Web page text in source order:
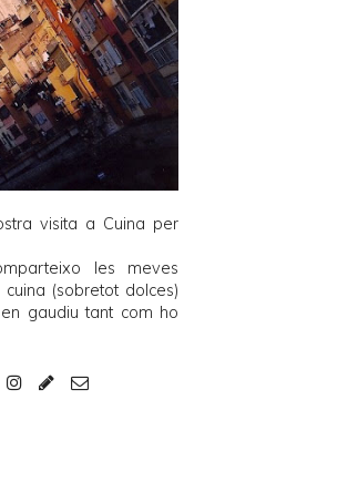
visita a Cuina per
les meves
(sobretot dolces)
gaudiu tant com ho